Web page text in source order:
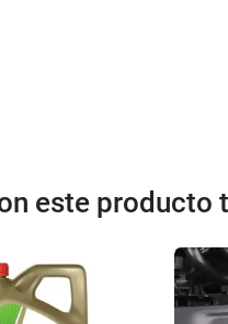
este producto